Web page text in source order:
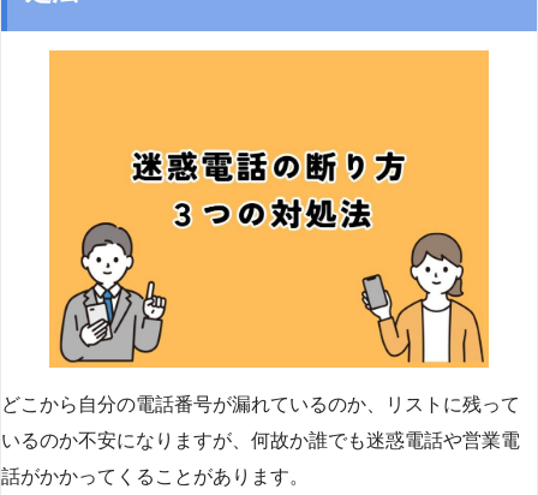
どこから自分の電話番号が漏れているのか、リストに残って
いるのか不安になりますが、何故か誰でも迷惑電話や営業電
話がかかってくることがあります。